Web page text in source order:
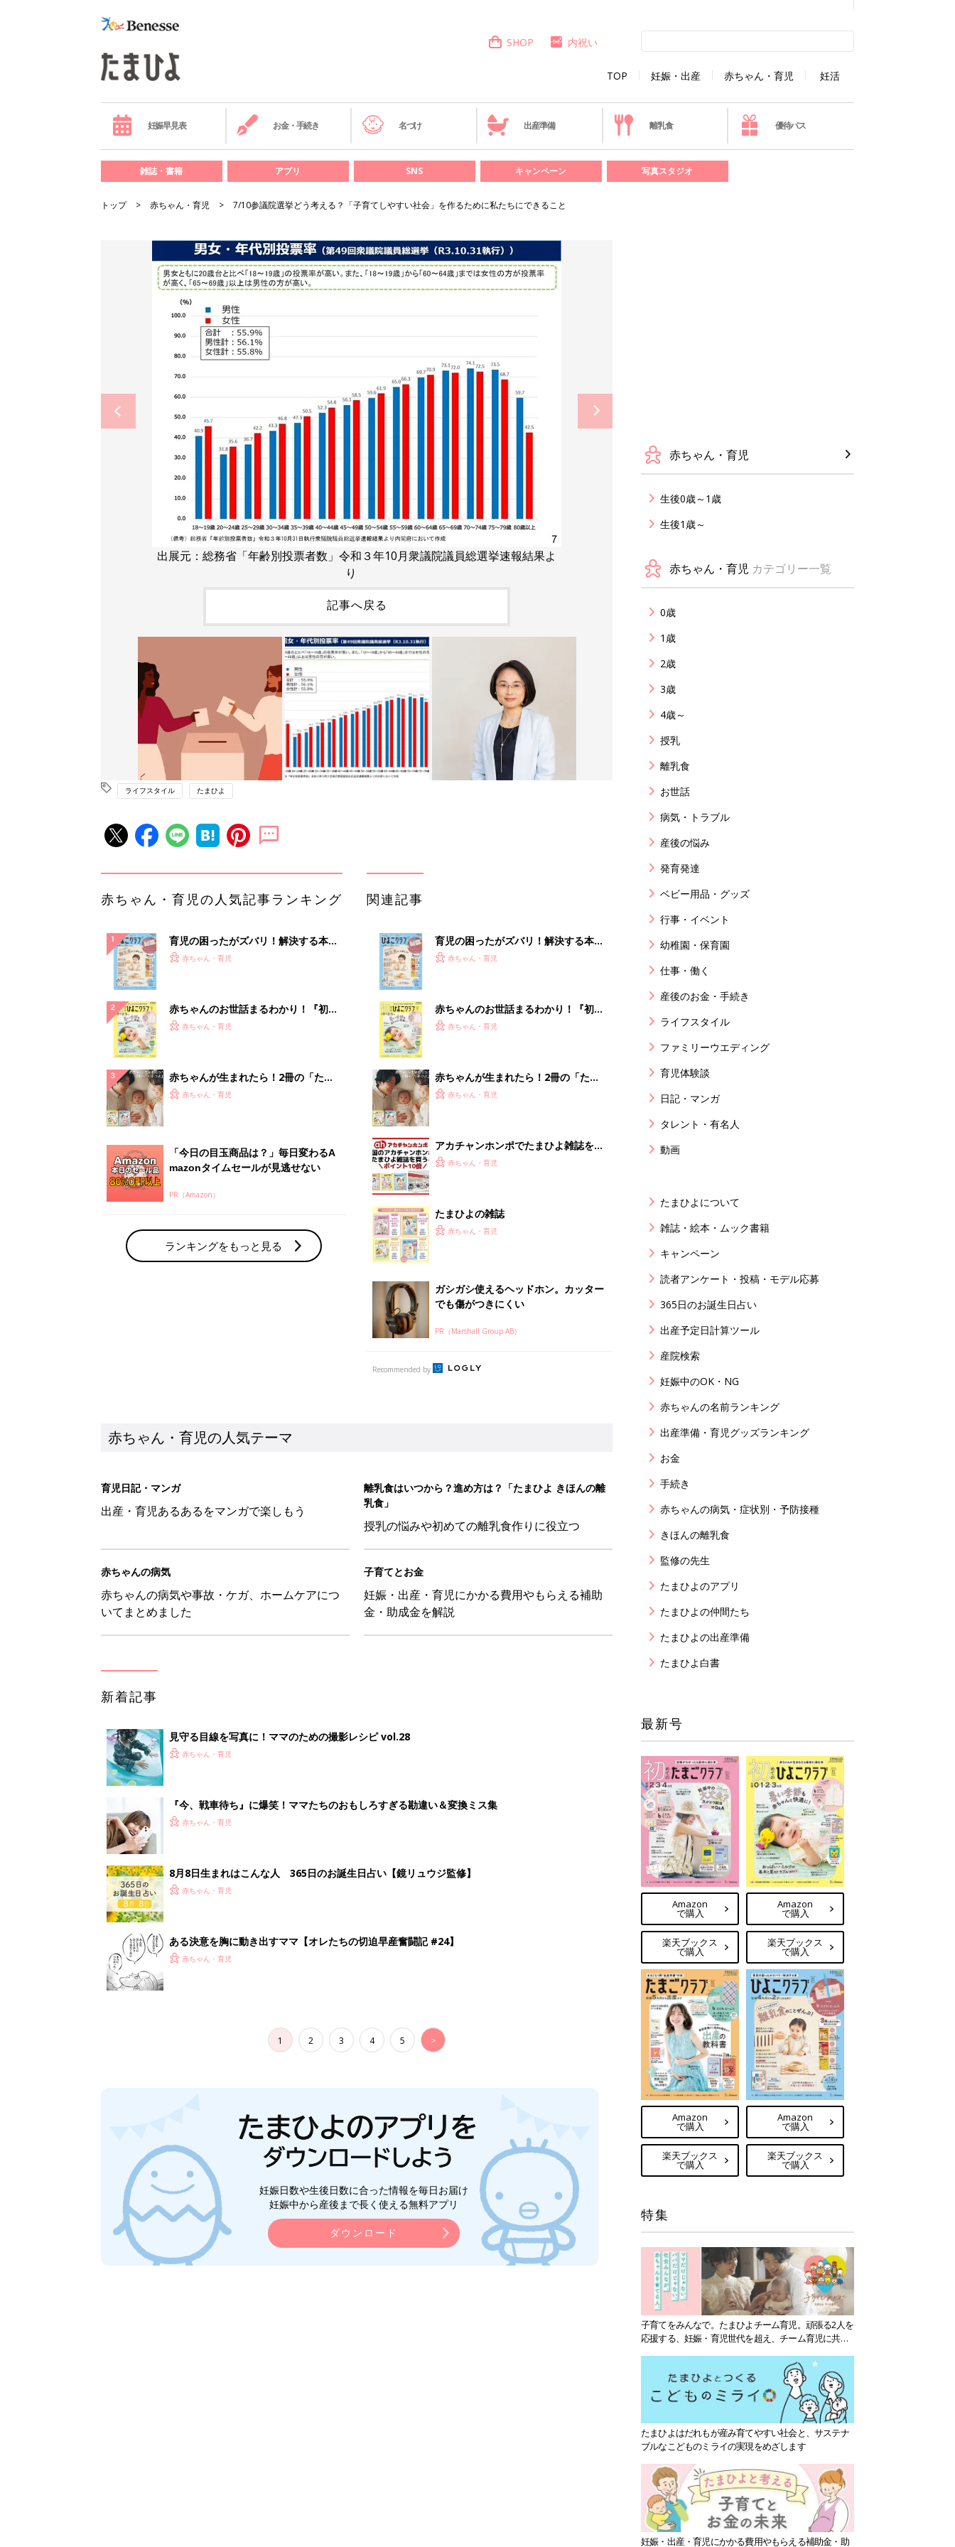
TOP 妊娠・出産 赤ちゃん・育児 妊活
SHOP 内祝い
妊娠早見表 お金・手続き 名づけ 出産準備 離乳食 優待パス
雑誌・書籍 アプリ SNS キャンペーン 写真スタジオ
トップ 赤ちゃん・育児 7/10参議院選挙どう考える？「子育てしやすい社会」を作るために私たちにできること
出展元：総務省「年齢別投票者数」令和３年10月衆議院議員総選挙速報結果よ
り
記事へ戻る
ライフスタイル たまひよ
赤ちゃん・育児の人気記事ランキング
育児の困ったがズバリ！解決する本
『ひよこクラブ 秋号』 4カ月～2才
赤ちゃん・育児
赤ちゃんのお世話まるわかり！『初め
てのひよこクラブ 夏号』〈巻頭大特
赤ちゃん・育児
赤ちゃんが生まれたら！2冊の「たま
ひよ」
赤ちゃん・育児
「今日の目玉商品は？」毎日変わるA
mazonタイムセールが見逃せない
PR（Amazon）
ランキングをもっと見る
関連記事
育児の困ったがズバリ！解決する本
『ひよこクラブ 秋号』 4カ月～2才
赤ちゃん・育児
赤ちゃんのお世話まるわかり！『初め
てのひよこクラブ 夏号』〈巻頭大特
赤ちゃん・育児
赤ちゃんが生まれたら！2冊の「たま
ひよ」
赤ちゃん・育児
アカチャンホンポでたまひよ雑誌を買
うとポイント10倍【期間限定】
赤ちゃん・育児
たまひよの雑誌
赤ちゃん・育児
ガシガシ使えるヘッドホン。カッター
でも傷がつきにくい
PR（Marshall Group AB）
Recommended by
赤ちゃん・育児の人気テーマ
育児日記・マンガ
出産・育児あるあるをマンガで楽しもう
離乳食はいつから？進め方は？「たまひよ きほんの離
乳食」
授乳の悩みや初めての離乳食作りに役立つ
赤ちゃんの病気
赤ちゃんの病気や事故・ケガ、ホームケアにつ
いてまとめました
子育てとお金
妊娠・出産・育児にかかる費用やもらえる補助
金・助成金を解説
新着記事
見守る目線を写真に！ママのための撮影レシピ vol.28
赤ちゃん・育児
『今、戦車待ち』に爆笑！ママたちのおもしろすぎる勘違い＆変換ミス集
赤ちゃん・育児
8月8日生まれはこんな人 365日のお誕生日占い【鏡リュウジ監修】
赤ちゃん・育児
ある決意を胸に動き出すママ【オレたちの切迫早産奮闘記 #24】
赤ちゃん・育児
1 2 3 4 5 >
妊娠日数や生後日数に合った情報を毎日お届け
妊娠中から産後まで長く使える無料アプリ
ダウンロード
赤ちゃん・育児
生後0歳～1歳
生後1歳～
赤ちゃん・育児 カテゴリー一覧
0歳
1歳
2歳
3歳
4歳～
授乳
離乳食
お世話
病気・トラブル
産後の悩み
発育発達
ベビー用品・グッズ
行事・イベント
幼稚園・保育園
仕事・働く
産後のお金・手続き
ライフスタイル
ファミリーウエディング
育児体験談
日記・マンガ
タレント・有名人
動画
たまひよについて
雑誌・絵本・ムック書籍
キャンペーン
読者アンケート・投稿・モデル応募
365日のお誕生日占い
出産予定日計算ツール
産院検索
妊娠中のOK・NG
赤ちゃんの名前ランキング
出産準備・育児グッズランキング
お金
手続き
赤ちゃんの病気・症状別・予防接種
きほんの離乳食
監修の先生
たまひよのアプリ
たまひよの仲間たち
たまひよの出産準備
たまひよ白書
最新号
Amazon
で購入
楽天ブックス
で購入
Amazon
で購入
楽天ブックス
で購入
Amazon
で購入
楽天ブックス
で購入
Amazon
で購入
楽天ブックス
で購入
特集
子育てをみんなで。たまひよチーム育児。頑張る2人を
応援する、妊娠・育児世代を超え、チーム育児に共感
たまひよはだれもが産み育てやすい社会と、サステナ
ブルなこどものミライの実現をめざします
妊娠・出産・育児にかかる費用やもらえる補助金・助